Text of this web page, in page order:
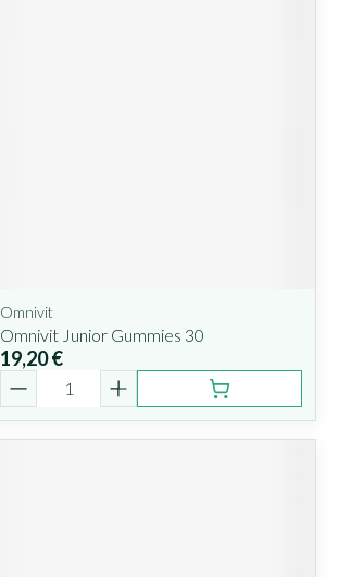
Omnivit
Omnivit Junior Gummies 30
19,20 €
Quantité